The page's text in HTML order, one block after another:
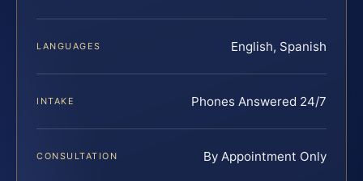
LANGUAGES English, Spanish
INTAKE Phones Answered 24/7
CONSULTATION By Appointment Only